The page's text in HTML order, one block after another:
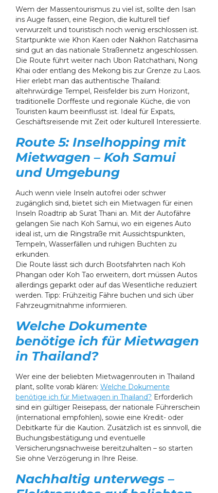
Wem der Massentourismus zu viel ist, sollte den Isan
ins Auge fassen, eine Region, die kulturell tief
verwurzelt und touristisch noch wenig erschlossen ist.
Startpunkte wie Khon Kaen oder Nakhon Ratchasima
sind gut an das nationale Straßennetz angeschlossen.
Die Route führt weiter nach Ubon Ratchathani, Nong
Khai oder entlang des Mekong bis zur Grenze zu Laos.
Hier erlebt man das authentische Thailand:
altehrwürdige Tempel, Reisfelder bis zum Horizont,
traditionelle Dorffeste und regionale Küche, die von
Touristen kaum beeinflusst ist. Ideal für Expats,
Geschäftsreisende mit Zeit oder kulturell Interessierte.
Route 5: Inselhopping mit
Mietwagen – Koh Samui
und Umgebung
Auch wenn viele Inseln autofrei oder schwer
zugänglich sind, bietet sich ein Mietwagen für einen
Inseln Roadtrip ab Surat Thani an. Mit der Autofähre
gelangen Sie nach Koh Samui, wo ein eigenes Auto
ideal ist, um die Ringstraße mit Aussichtspunkten,
Tempeln, Wasserfällen und ruhigen Buchten zu
erkunden.
Die Route lässt sich durch Bootsfahrten nach Koh
Phangan oder Koh Tao erweitern, dort müssen Autos
allerdings geparkt oder auf das Wesentliche reduziert
werden. Tipp: Frühzeitig Fähre buchen und sich über
Fahrzeugmitnahme informieren.
Welche Dokumente
benötige ich für Mietwagen
in Thailand?
Wer eine der beliebten Mietwagenrouten in Thailand
plant, sollte vorab klären: Welche Dokumente
benötige ich für Mietwagen in Thailand? Erforderlich
sind ein gültiger Reisepass, der nationale Führerschein
(international empfohlen), sowie eine Kredit- oder
Debitkarte für die Kaution. Zusätzlich ist es sinnvoll, die
Buchungsbestätigung und eventuelle
Versicherungsnachweise bereitzuhalten – so starten
Sie ohne Verzögerung in Ihre Reise.
Nachhaltig unterwegs –